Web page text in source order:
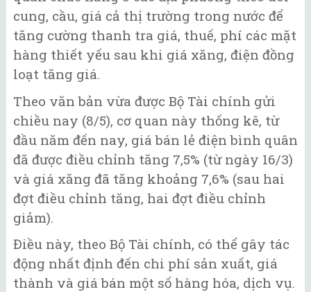
cung, cầu, giá cả thị trường trong nước để
tăng cường thanh tra giá, thuế, phí các mặt
hàng thiết yếu sau khi giá xăng, điện đồng
loạt tăng giá.
Theo văn bản vừa được Bộ Tài chính gửi
chiều nay (8/5), cơ quan này thống kê, từ
đầu năm đến nay, giá bán lẻ điện bình quân
đã được điều chỉnh tăng 7,5% (từ ngày 16/3)
và giá xăng đã tăng khoảng 7,6% (sau hai
đợt điều chỉnh tăng, hai đợt điều chỉnh
giảm).
Điều này, theo Bộ Tài chính, có thể gây tác
động nhất định đến chi phí sản xuất, giá
thành và giá bán một số hàng hóa, dịch vụ.